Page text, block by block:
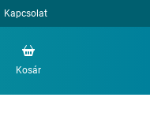
Kapcsolat
Kosár